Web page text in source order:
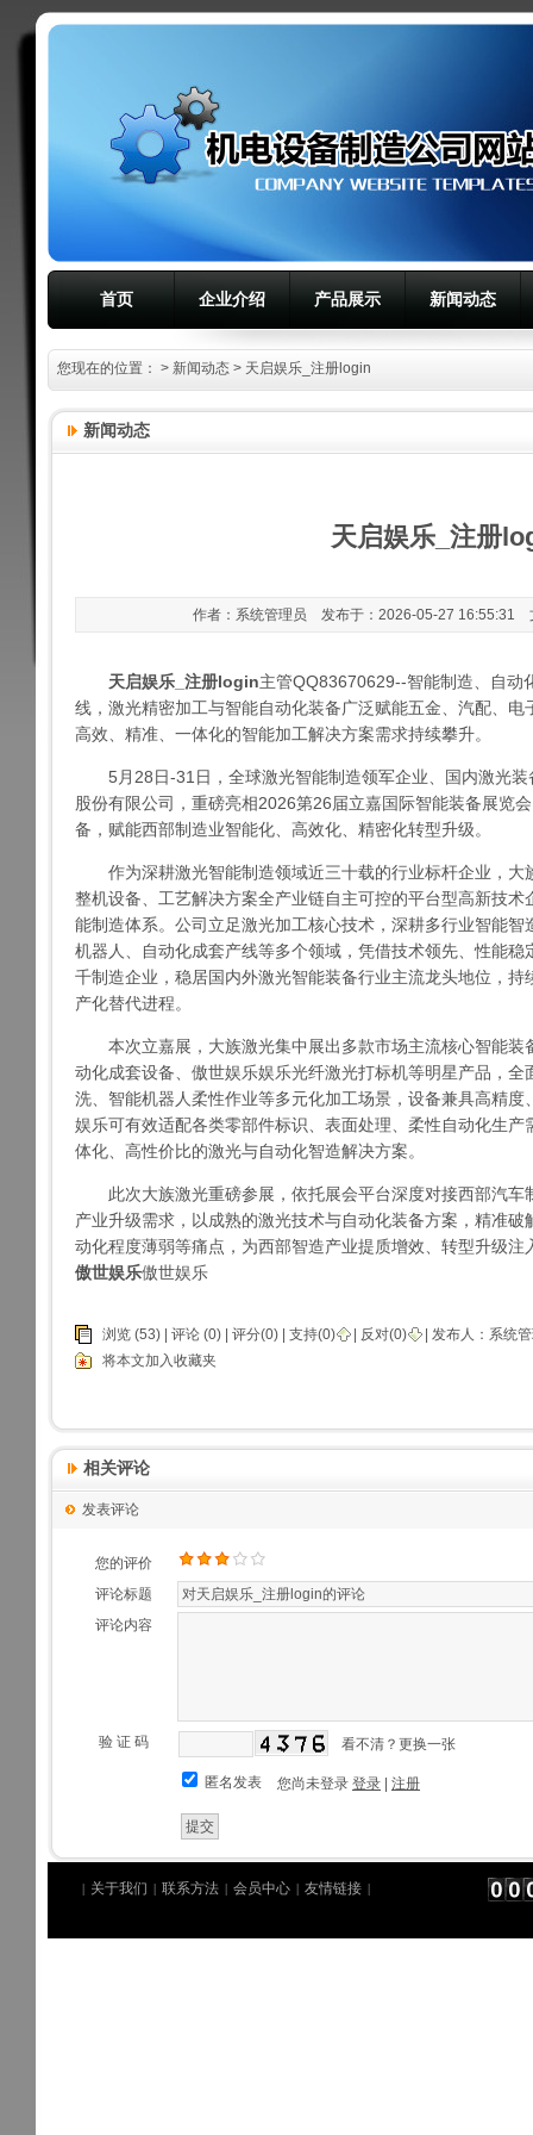
首页 企业介绍 产品展示 新闻动态
您现在的位置： > 新闻动态 > 天启娱乐_注册login
新闻动态
天启娱乐_注册
作者：系统管理员 发布于：2026-05-27 16:55:31
天启娱乐_注册login主管QQ83670629--智能制造、自动
线，激光精密加工与智能自动化装备广泛赋能五金、汽配、
高效、精准、一体化的智能加工解决方案需求持续攀升。
5月28日-31日，全球激光智能制造领军企业、国内激光
股份有限公司，重磅亮相2026第26届立嘉国际智能装备展览
备，赋能西部制造业智能化、高效化、精密化转型升级。
作为深耕激光智能制造领域近三十载的行业标杆企业，大
整机设备、工艺解决方案全产业链自主可控的平台型高新技
能制造体系。公司立足激光加工核心技术，深耕多行业智能
机器人、自动化成套产线等多个领域，凭借技术领先、性能
千制造企业，稳居国内外激光智能装备行业主流龙头地位，
产化替代进程。
本次立嘉展，大族激光集中展出多款市场主流核心智能装
动化成套设备、 傲世娱乐娱乐光纤激光打标机等明星产品，
洗、智能机器人柔性作业等多元化加工场景，设备兼具高精
娱乐可有效适配各类零部件标识、表面处理、柔性自动化生
体化、高性价比的激光与自动化智造解决方案。
此次大族激光重磅参展，依托展会平台深度对接西部汽车
产业升级需求，以成熟的激光技术与自动化装备方案，精准
动化程度薄弱等痛点，为西部智造产业提质增效、转型升级
傲世娱乐傲世娱乐
浏览 (53) | 评论 (0) | 评分(0) | 支持(0) 反对(0) | 发布人： 系统
将本文加入收藏夹
相关评论
发表评论
您的评价
评论标题
评论内容
验 证 码 看不清？更换一张
匿名发表 您尚未登录 登录 注册
| 关于我们 | 联系方法 | 会员中心 | 友情链接 |